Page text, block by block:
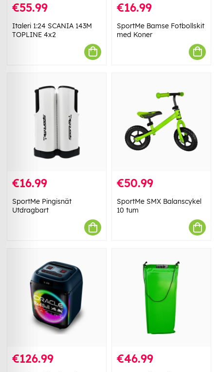
€55.99
Italeri 1:24 SCANIA 143M
TOPLINE 4x2
€16.99
SportMe Bamse Fotbollskit
med Koner
€16.99
SportMe Pingisnät
Utdragbart
€50.99
SportMe SMX Balanscykel
10 tum
€126.99 €46.99